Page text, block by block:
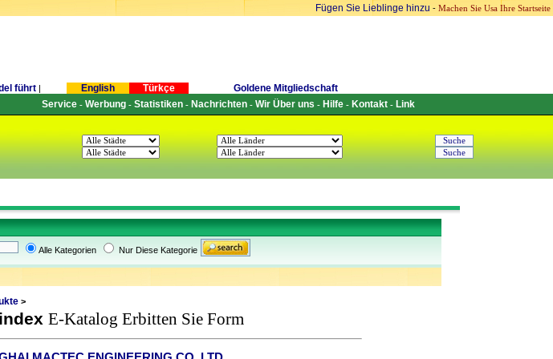
Fügen Sie Lieblinge hinzu - Machen Sie Usa Ihre Startseite
führt | English Türkçe Goldene Mitgliedschaft
Service- Werbung- Statistiken- Nachrichten- Wir Über uns - Hilfe- Kontakt- Link
Alle Kategorien Nur Diese Kategorie
>
E-Katalog Erbitten Sie Form